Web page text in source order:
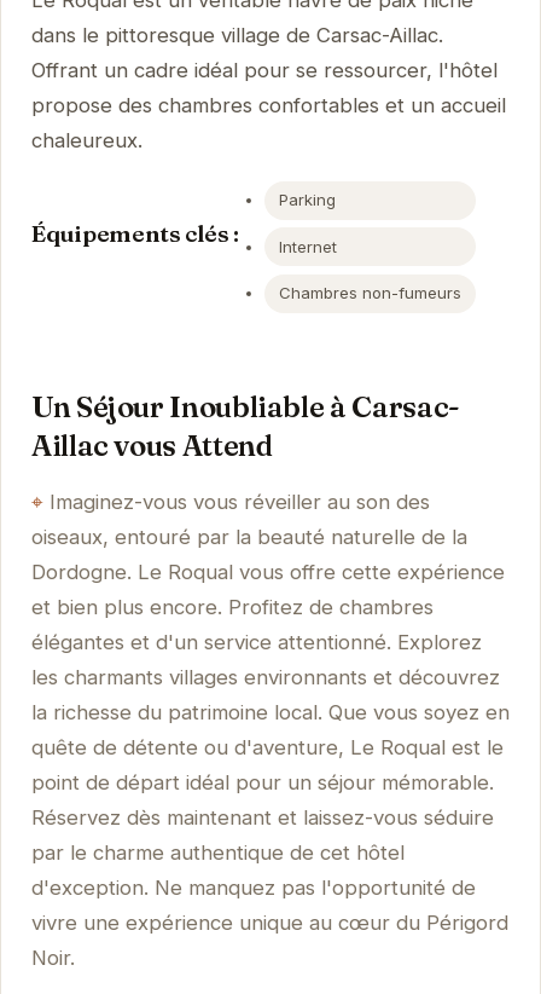
dans le pittoresque village de Carsac-Aillac.
Offrant un cadre idéal pour se ressourcer, l'hôtel
propose des chambres confortables et un accueil
chaleureux.
Équipements clés :
Parking
Internet
Chambres non-fumeurs
Un Séjour Inoubliable à Carsac-
Aillac vous Attend
Imaginez-vous vous réveiller au son des
oiseaux, entouré par la beauté naturelle de la
Dordogne. Le Roqual vous offre cette expérience
et bien plus encore. Profitez de chambres
élégantes et d'un service attentionné. Explorez
les charmants villages environnants et découvrez
la richesse du patrimoine local. Que vous soyez en
quête de détente ou d'aventure, Le Roqual est le
point de départ idéal pour un séjour mémorable.
Réservez dès maintenant et laissez-vous séduire
par le charme authentique de cet hôtel
d'exception. Ne manquez pas l'opportunité de
vivre une expérience unique au cœur du Périgord
Noir.